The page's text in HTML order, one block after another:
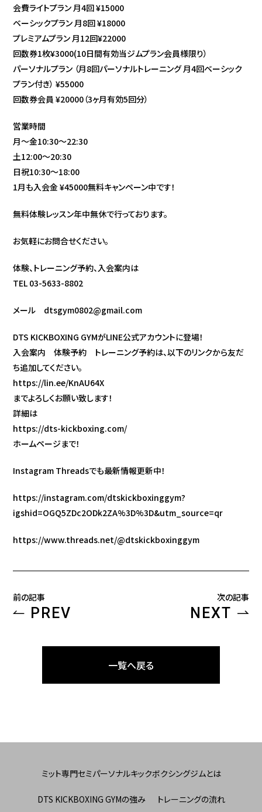
会費ライトプラン 月4回 ¥15000
ベーシックプラン 月8回 ¥18000
プレミアムプラン 月12回¥22000
回数券1枚¥3000(10日間有効当ジムプラン会員様限り）
パーソナルプラン （月8回パーソナルトレーニング 月4回ベーシック
プラン付き） ¥55000
回数券会員 ¥20000（3ヶ月有効5回分）
営業時間
月〜金10:30〜22:30
土12:00〜20:30
日祝10:30〜18:00
1月も入会金 ¥45000無料キャンペーン中です！
無料体験レッスン年中無休で行っております。
お気軽にお問合せください。
体験、トレーニング予約、入会案内は
TEL 03-5633-8802
メール dtsgym0802@gmail.com
DTS KICKBOXING GYMがLINE公式アカウントに登場！
入会案内 体験予約 トレーニング予約は、以下のリンクから友だ
ち追加してください。
https://lin.ee/KnAU64X
までよろしくお願い致します！
詳細は
https://dts-kickboxing.com/
ホームページまで！
Instagram Threadsでも最新情報更新中！
https://instagram.com/dtskickboxinggym?
igshid=OGQ5ZDc2ODk2ZA%3D%3D&utm_source=qr
https://www.threads.net/@dtskickboxinggym
前の記事
PREV
次の記事
NEXT
一覧へ戻る
ミット専門セミパーソナルキックボクシングジムとは
DTS KICKBOXING GYMの強み トレーニングの流れ